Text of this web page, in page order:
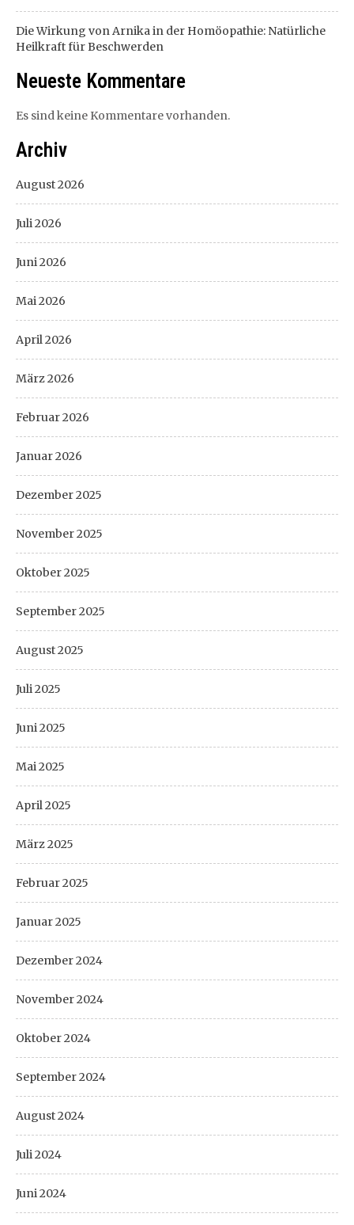
Die Wirkung von Arnika in der Homöopathie: Natürliche
Heilkraft für Beschwerden
Neueste Kommentare
Es sind keine Kommentare vorhanden.
Archiv
August 2026
Juli 2026
Juni 2026
Mai 2026
April 2026
März 2026
Februar 2026
Januar 2026
Dezember 2025
November 2025
Oktober 2025
September 2025
August 2025
Juli 2025
Juni 2025
Mai 2025
April 2025
März 2025
Februar 2025
Januar 2025
Dezember 2024
November 2024
Oktober 2024
September 2024
August 2024
Juli 2024
Juni 2024